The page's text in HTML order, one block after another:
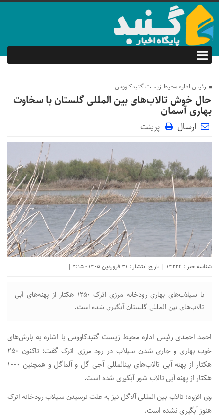
رئیس اداره محیط زیست گنبدکاووس
حال خوش تالاب‌های بین المللی گلستان با سخاوت
بهاری آسمان
ارسال پرینت
شناسه خبر : 14324 | تاریخ انتشار : 31 فروردین 1405 - 2:15 |
با سیلاب‌های بهاری رودخانه مرزی اترک ۱۲۵۰ هکتار از پهنه‌های آبی
تالاب‌های بین المللی گلستان آبگیری شده است.
احمد احمدی رئیس اداره محیط زیست گنبدکاووس با اشاره به بارش‌های
خوب بهاری و جاری شدن سیلاب در رود مرزی اترک گفت: تاکنون ۲۵۰
هکتار از پهنه آبی تالاب‌های بینالمللی آجی گل و آلماگل و همچنین ۱۰۰۰
هکتار از پهنه آبی تالاب شور آبگیری شده است.
وی افزود: تالاب بین المللی آلاگل نیز به علت نرسیدن سیلاب رودخانه اترک
هنوز آبگیری نشده است.